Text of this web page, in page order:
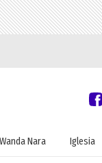
Wanda Nara Iglesia